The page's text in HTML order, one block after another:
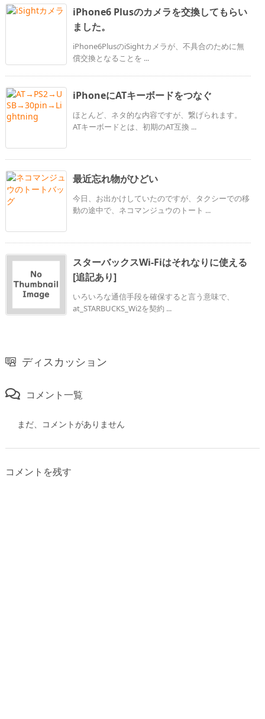
iPhone6 Plusのカメラを交換してもらい
ました。
iPhone6PlusのiSightカメラが、不具合のために無
償交換となることを ...
iPhoneにATキーボードをつなぐ
ほとんど、ネタ的な内容ですが、繋げられます。
ATキーボードとは、初期のAT互換 ...
最近忘れ物がひどい
今日、お出かけしていたのですが、タクシーでの移
動の途中で、ネコマンジュウのトート ...
スターバックスWi-Fiはそれなりに使える
[追記あり]
いろいろな通信手段を確保すると言う意味で、
at_STARBUCKS_Wi2を契約 ...
ディスカッション
コメント一覧
まだ、コメントがありません
コメントを残す